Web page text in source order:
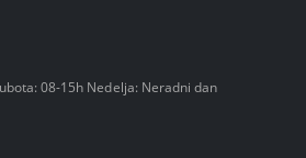
08-15h Nedelja: Neradni dan